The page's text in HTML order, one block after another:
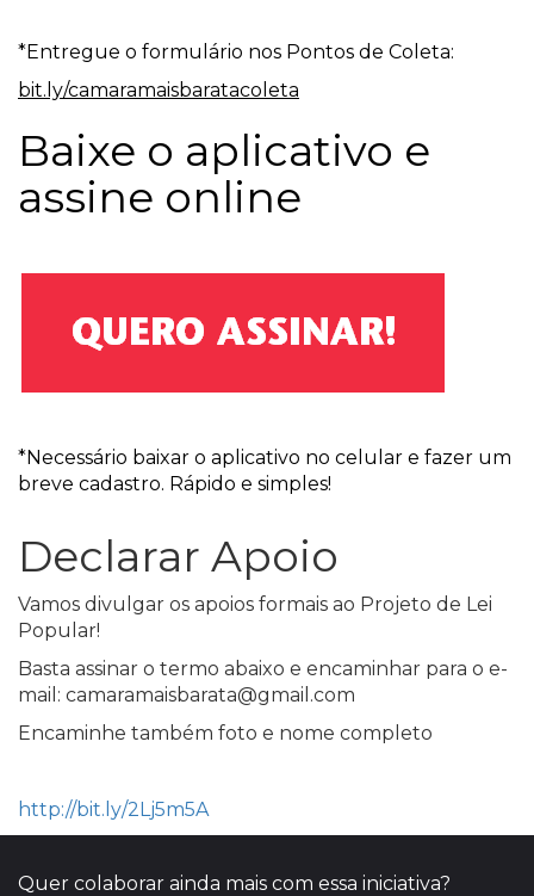
*Entregue o formulário nos Pontos de Coleta:
bit.ly/camaramaisbaratacoleta
Baixe o aplicativo e
assine online
*Necessário baixar o aplicativo no celular e fazer um
breve cadastro. Rápido e simples!
Declarar Apoio
Vamos divulgar os apoios formais ao Projeto de Lei
Popular!
Basta assinar o termo abaixo e encaminhar para o e-
mail: camaramaisbarata@gmail.com
Encaminhe também foto e nome completo
http://bit.ly/2Lj5m5A
Quer colaborar ainda mais com essa iniciativa?